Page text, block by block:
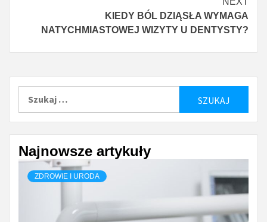
KIEDY BÓL DZIĄSŁA WYMAGA
NATYCHMIASTOWEJ WIZYTY U DENTYSTY?
Najnowsze artykuły
ZDROWIE I URODA